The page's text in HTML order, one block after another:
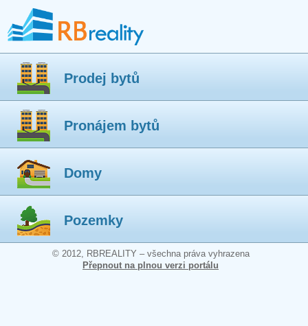
Prodej bytů
Pronájem bytů
Domy
Pozemky
© 2012, RBREALITY – všechna práva vyhrazena
Přepnout na plnou verzi portálu